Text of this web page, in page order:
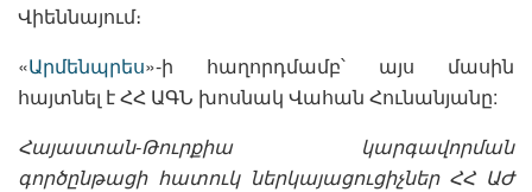
Վիեննայում։
«Արմենպրես»-ի հաղորդմամբ՝ այս մասին
հայտնել է ՀՀ ԱԳՆ խոսնակ Վահան Հունանյանը:
Հայաստան-Թուրքիա կարգավորման
գործընթացի հատուկ ներկայացուցիչներ ՀՀ ԱԺ